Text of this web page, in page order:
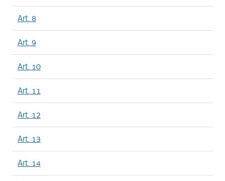
Art. 8
Art. 9
Art. 10
Art. 11
Art. 12
Art. 13
Art. 14